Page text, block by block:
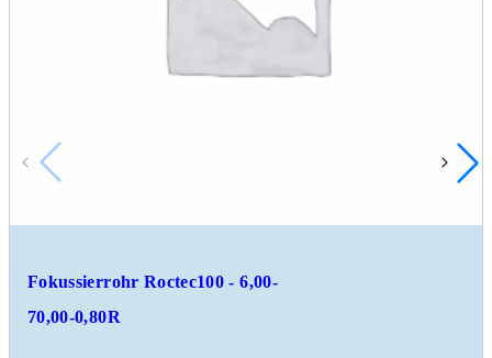
Fokussierrohr Roctec100 - 6,00-
70,00-0,80R